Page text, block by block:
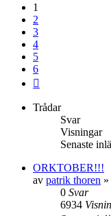
1
2
3
4
5
6
Trådar
Svar
Visningar
Senaste
ORKTOBER!!!
av patrik thoren »
0 Svar
6934